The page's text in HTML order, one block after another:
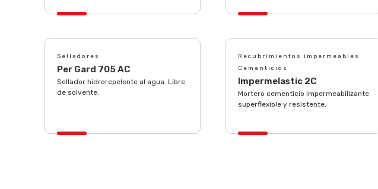
Selladores
Per Gard 705 AC
Sellador hidrorepelente al agua. Libre
de solvente.
Recubrimientos impermeables
Cementicios
Impermelastic 2C
Mortero cementicio impermeabilizante
superflexible y resistente.